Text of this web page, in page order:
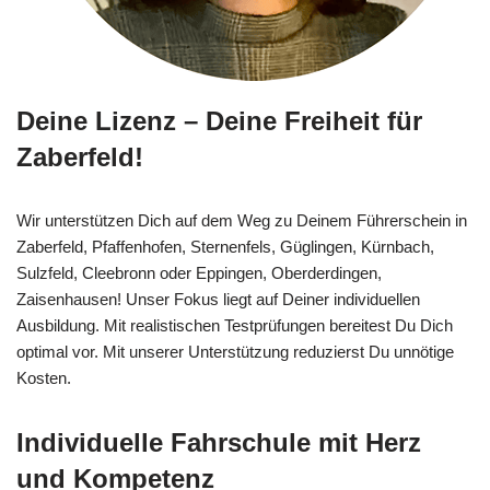
Deine Lizenz – Deine Freiheit für
Zaberfeld!
Wir unterstützen Dich auf dem Weg zu Deinem Führerschein in
Zaberfeld, Pfaffenhofen, Sternenfels, Güglingen, Kürnbach,
Sulzfeld, Cleebronn oder Eppingen, Oberderdingen,
Zaisenhausen! Unser Fokus liegt auf Deiner individuellen
Ausbildung. Mit realistischen Testprüfungen bereitest Du Dich
optimal vor. Mit unserer Unterstützung reduzierst Du unnötige
Kosten.
Individuelle Fahrschule mit Herz
und Kompetenz